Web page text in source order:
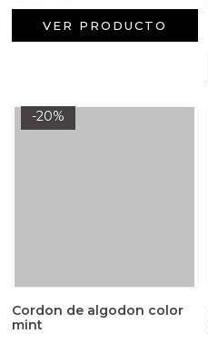
VER PRODUCTO
-20%
Cordon de algodon color
mint